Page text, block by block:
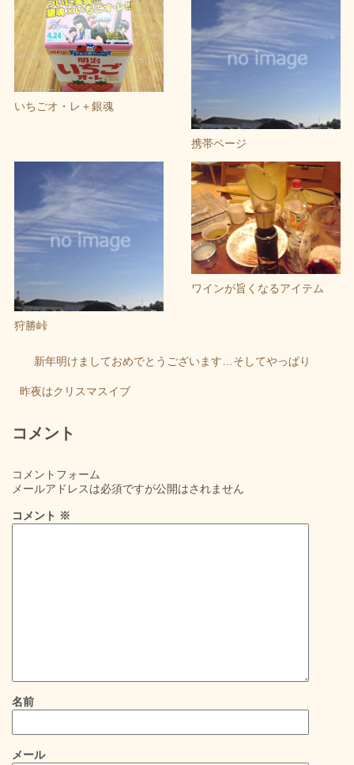
いちごオ・レ＋銀魂
携帯ページ
狩勝峠
ワインが旨くなるアイテム
新年明けましておめでとうございます…そしてやっぱり
昨夜はクリスマスイブ
コメント
コメントフォーム
メールアドレスは必須ですが公開はされません
コメント ※
名前
メール